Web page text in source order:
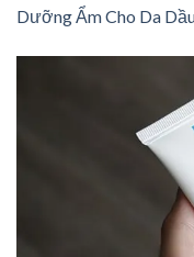
Dưỡng Ẩm Cho Da